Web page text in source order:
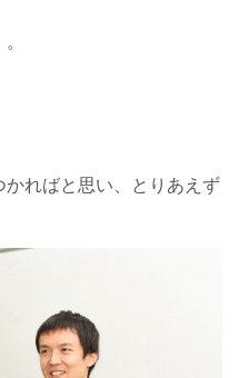
ればと思い、とりあえず